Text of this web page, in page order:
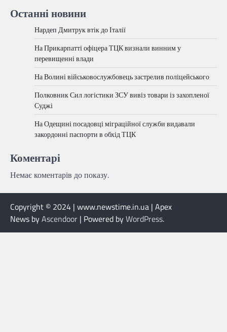
Останні новини
Нардеп Дмитрук втік до Італії
На Прикарпатті офіцера ТЦК визнали винним у
перевищенні влади
На Волині військовослужбовець застрелив поліцейського
Полковник Сил логістики ЗСУ вивіз товари із захопленої
Суджі
На Одещині посадовці міграційної служби видавали
закордонні паспорти в обхід ТЦК
Коментарі
Немає коментарів до показу.
Copyright © 2024 | www.newstime.in.ua | Apex
News byAscendoor | Powered byWordPress.